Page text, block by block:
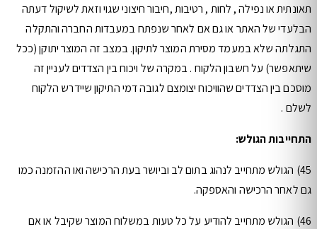
תאונתית או נפילה , לחות , רטיבות ,חיבור חיצוני שגוי וזאת לשיקול דעתה
הבלעדי של האתר או גם אם לאחר שנפתח במעבדות החברה והתקלה
התגלתה שלא במעמד מסירת המוצר לתיקון. במצב זה המוצר יתוקן (ככל
שיתאפשר) על חשבון הלקוח . במקרה של ויכוח בין הצדדים לעניין זה
מוסכם בין הצדדים שהוויכוח יצומצם לגובה דמי התיקון שיידרש הלקוח
לשלם .
התחייבות הגולש:
45) הגולש מתחייב לנהוג בתום לב וביושר בעת הרכישה ואו ההזמנה כמו
גם לאחר הרכישה והאספקה.
46) הגולש מתחייב להודיע על כל טעות במשלוח המוצר שקיבל או אם